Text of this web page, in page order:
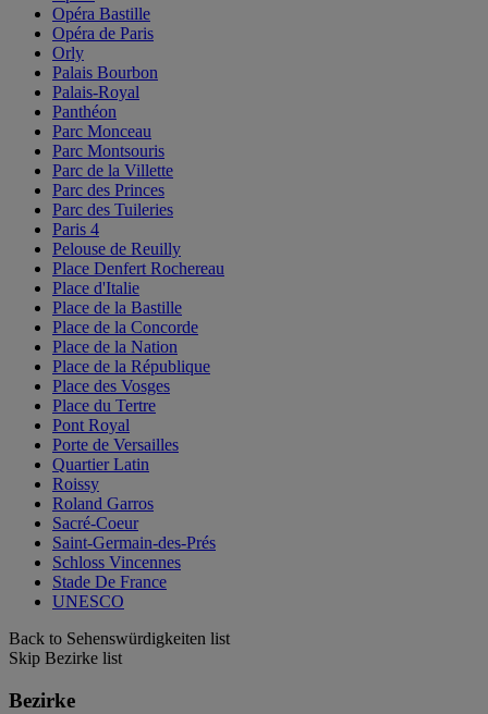
Opéra Bastille
Opéra de Paris
Orly
Palais Bourbon
Palais-Royal
Panthéon
Parc Monceau
Parc Montsouris
Parc de la Villette
Parc des Princes
Parc des Tuileries
Paris 4
Pelouse de Reuilly
Place Denfert Rochereau
Place d'Italie
Place de la Bastille
Place de la Concorde
Place de la Nation
Place de la République
Place des Vosges
Place du Tertre
Pont Royal
Porte de Versailles
Quartier Latin
Roissy
Roland Garros
Sacré-Coeur
Saint-Germain-des-Prés
Schloss Vincennes
Stade De France
UNESCO
Back to Sehenswürdigkeiten list
Skip Bezirke list
Bezirke